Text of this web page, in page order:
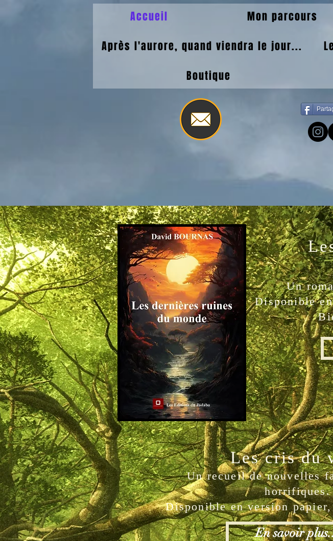
Accueil Mon parcours
Après l'aurore, quand viendra le jour...
Boutique
Site officiel de
Un
Disponible
Les cris du
Un recueil de nouvelles
horrifiques.
Disponible en version
En savoir